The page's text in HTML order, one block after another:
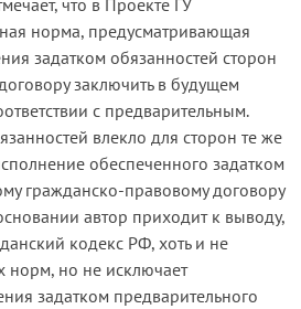
норма, предусматривающая
задатком обязанностей сторон
заключить в будущем
с предварительным.
влекло для сторон те же
обеспеченного задатком
гражданско-правовому договору
автор приходит к выводу,
кодекс РФ, хоть и не
норм, но не исключает
задатком предварительного